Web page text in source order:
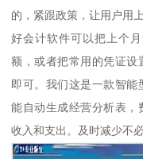
的，紧跟政策，让用户用
好会计软件可以把上个
额，或者把常用的凭证设
即可。我们这是一款智能
能自动生成经营分析表，
收入和支出。及时减少不